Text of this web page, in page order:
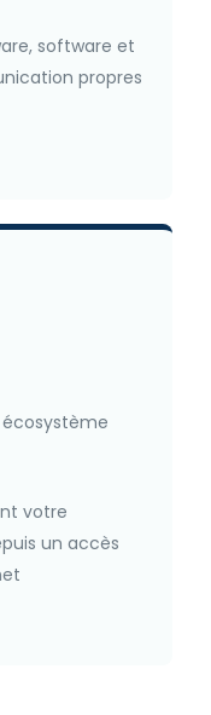
software et
propres
votre
un accès